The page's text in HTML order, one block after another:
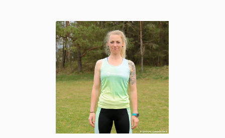
Bildergalerie überspringen